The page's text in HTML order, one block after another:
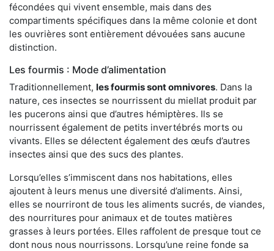
fécondées qui vivent ensemble, mais dans des
compartiments spécifiques dans la même colonie et dont
les ouvrières sont entièrement dévouées sans aucune
distinction.
Les fourmis : Mode d’alimentation
Traditionnellement, les fourmis sont omnivores. Dans la
nature, ces insectes se nourrissent du miellat produit par
les pucerons ainsi que d’autres hémiptères. Ils se
nourrissent également de petits invertébrés morts ou
vivants. Elles se délectent également des œufs d’autres
insectes ainsi que des sucs des plantes.
Lorsqu’elles s’immiscent dans nos habitations, elles
ajoutent à leurs menus une diversité d’aliments. Ainsi,
elles se nourriront de tous les aliments sucrés, de viandes,
des nourritures pour animaux et de toutes matières
grasses à leurs portées. Elles raffolent de presque tout ce
dont nous nous nourrissons. Lorsqu’une reine fonde sa